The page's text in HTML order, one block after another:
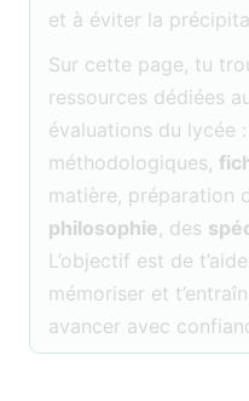
et à éviter la
Sur cette page, tu
ressources dédiées
évaluations du lycée
méthodologiques,
matière, préparation
philosophie, des
L’objectif est de
mémoriser et
avancer avec